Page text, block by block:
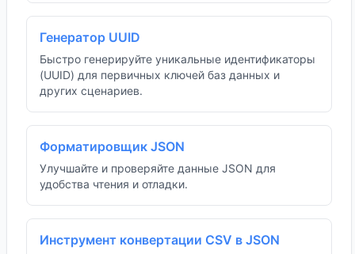
Генератор UUID
Быстро генерируйте уникальные идентификаторы
(UUID) для первичных ключей баз данных и
других сценариев.
Форматировщик JSON
Улучшайте и проверяйте данные JSON для
удобства чтения и отладки.
Инструмент конвертации CSV в JSON